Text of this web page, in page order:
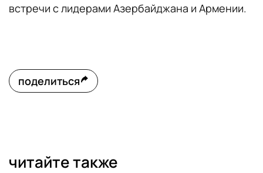
встречи с лидерами Азербайджана и Армении.
поделиться
читайте также